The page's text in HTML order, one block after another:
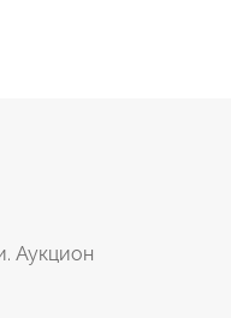
Аукцион